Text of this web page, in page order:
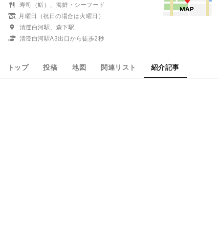
寿司（鮨）、海鮮・シーフード
月曜日（祝日の場合は火曜日）
清澄白河駅、森下駅
清澄白河駅A3出口から徒歩2秒
トップ 投稿 地図 関連リスト 紹介記事